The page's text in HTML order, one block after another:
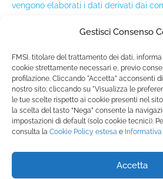
Gestisci Consenso
FMSI, titolare del trattamento dei dati,
cookie strettamente necessari e, previo
profilazione. Cliccando "Accetta” acconsenti
nostro sito; cliccando su "Visualizza le
le tue scelte rispetto ai cookie presenti nel
la scelta del tasto “Nega” consente la
impostazioni di default (solo cookie tecnici).
consulta la Cookie Policy estesa e
Accetta
vengono elaborati i dati derivati dai
Fondazione Marista per la Solidarietà
P.le M. Champagnat, 2 00144 Roma, Italia
Tel.: +39 06 54 5171 | Fax: +39 06 54 517